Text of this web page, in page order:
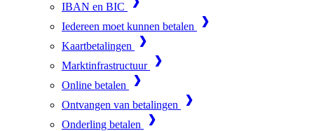
IBAN en BIC
Iedereen moet kunnen betalen
Kaartbetalingen
Marktinfrastructuur
Online betalen
Ontvangen van betalingen
Onderling betalen